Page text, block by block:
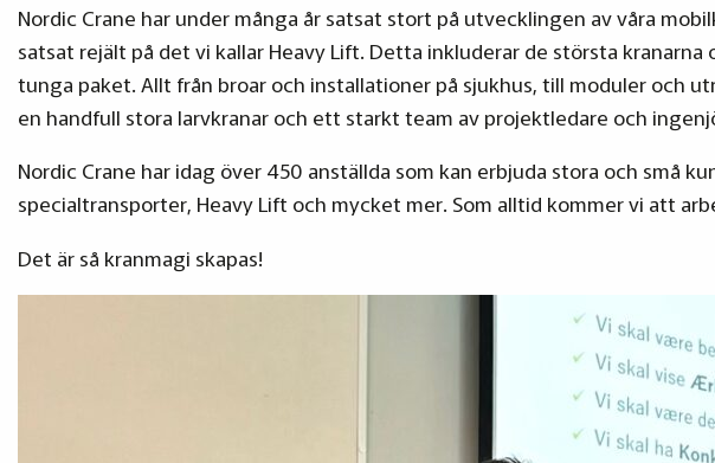
Nordic Crane har under många år satsat stort på utvecklingen av våra
satsat rejält på det vi kallar Heavy Lift. Detta inkluderar de största
tunga paket. Allt från broar och installationer på sjukhus, till moduler och
en handfull stora larvkranar och ett starkt team av projektledare och
Nordic Crane har idag över 450 anställda som kan erbjuda stora och små
specialtransporter, Heavy Lift och mycket mer. Som alltid kommer vi att
Det är så kranmagi skapas!